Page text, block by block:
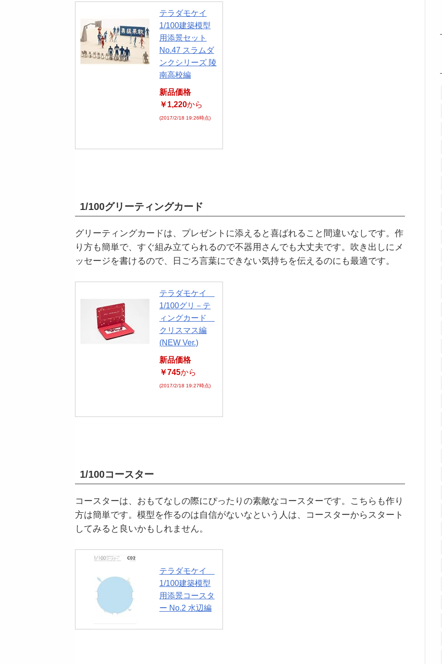
テラダモケイ
1/100建築模型
用添景セット
No.47 スラムダ
ンクシリーズ 陵
南高校編
新品価格
￥1,220から
(2017/2/18 19:26時点)
1/100グリーティングカード
グリーティングカードは、プレゼントに添えると喜ばれること間違いなしです。作
り方も簡単で、すぐ組み立てられるので不器用さんでも大丈夫です。吹き出しにメ
ッセージを書けるので、日ごろ言葉にできない気持ちを伝えるのにも最適です。
テラダモケイ
1/100グリ－テ
ィングカード
クリスマス編
(NEW Ver.)
新品価格
￥745から
(2017/2/18 19:27時点)
1/100コースター
コースターは、おもてなしの際にぴったりの素敵なコースターです。こちらも作り
方は簡単です。模型を作るのは自信がないなという人は、コースターからスタート
してみると良いかもしれません。
テラダモケイ
1/100建築模型
用添景コースタ
ー No.2 水辺編